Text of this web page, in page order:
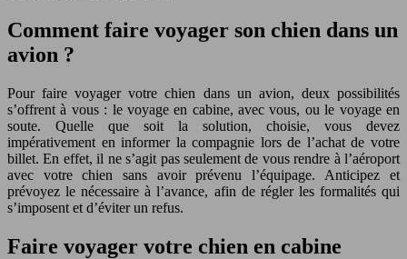
Comment faire voyager son chien dans un
avion ?
Pour faire voyager votre chien dans un avion, deux possibilités
s’offrent à vous : le voyage en cabine, avec vous, ou le voyage en
soute. Quelle que soit la solution, choisie, vous devez
impérativement en informer la compagnie lors de l’achat de votre
billet. En effet, il ne s’agit pas seulement de vous rendre à l’aéroport
avec votre chien sans avoir prévenu l’équipage. Anticipez et
prévoyez le nécessaire à l’avance, afin de régler les formalités qui
s’imposent et d’éviter un refus.
Faire voyager votre chien en cabine